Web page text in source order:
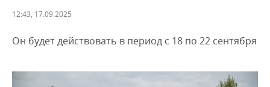
ДЕКЛАРАЦИИ О ДОХОДАХ
КОРОЛИ ГОСЗАКАЗА ПФО
ВУЗЫ ТАТАРСТАНА
НОВОСТИ ЭКОНОМИКИ
ФИНАНСЫ
БАНКИ
ПРОМЫШЛЕННОСТЬ
НОВОСТИ
НЕДВИЖИМОСТЬ
НОВОСТИ НЕДВИЖИМОСТИ
АВТО
12:43, 17.09.2025
Он будет действовать в период с 18 по 22 сентября